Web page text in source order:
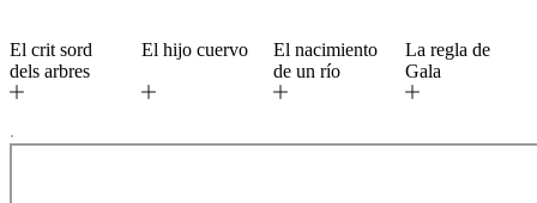
El crit sord
dels arbres
El hijo cuervo
El nacimiento
de un río
La regla de
Gala